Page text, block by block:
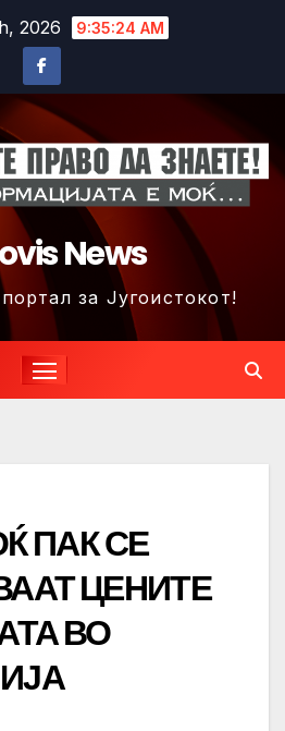
2026 9:35:27 AM
News
за Југоистокот!
ПАК СЕ
ЦЕНИТЕ
ВО